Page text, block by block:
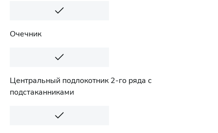
Очечник
Центральный подлокотник 2-го ряда с
подстаканниками